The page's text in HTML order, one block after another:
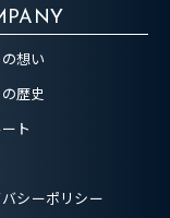
想い
歴史
ト
シーポリシー